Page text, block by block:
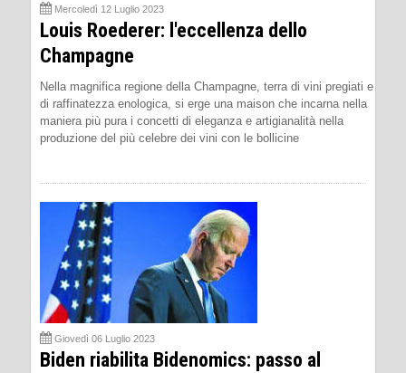
Mercoledì 12 Luglio 2023
Louis Roederer: l'eccellenza dello
Champagne
Nella magnifica regione della Champagne, terra di vini pregiati e
di raffinatezza enologica, si erge una maison che incarna nella
maniera più pura i concetti di eleganza e artigianalità nella
produzione del più celebre dei vini con le bollicine
Giovedì 06 Luglio 2023
Biden riabilita Bidenomics: passo al